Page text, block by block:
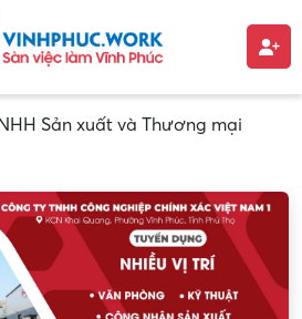
Sản xuất và Thương mại